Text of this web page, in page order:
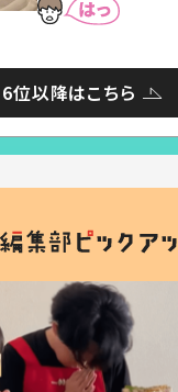
6位以降はこちら